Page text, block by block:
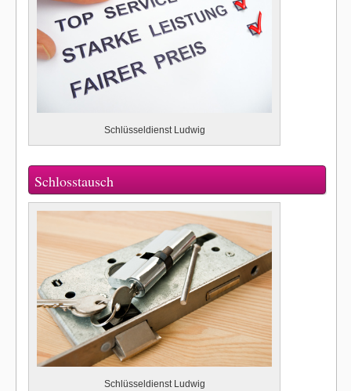
Schlüsseldienst Ludwig
Schlosstausch
Schlüsseldienst Ludwig